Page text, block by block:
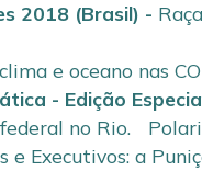
2018 (Brasil) -
e oceano nas
- Edição
no Rio.
Executivos: a